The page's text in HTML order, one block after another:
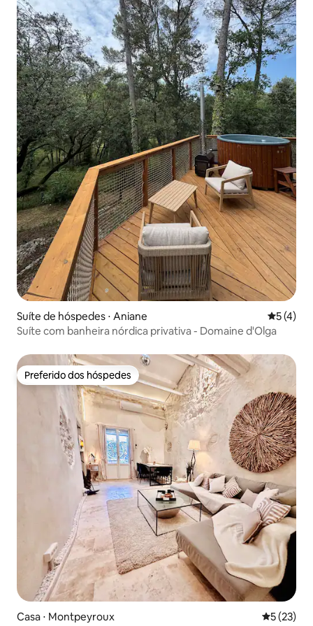
Suíte de hóspedes ⋅ Aniane 5 de
5 (4)
Suíte com banheira nórdica privativa - Domaine d'Olga
Preferido dos hóspedes
Preferido dos hóspedes
Casa ⋅ Montpeyroux 5 de uma
5 (23)